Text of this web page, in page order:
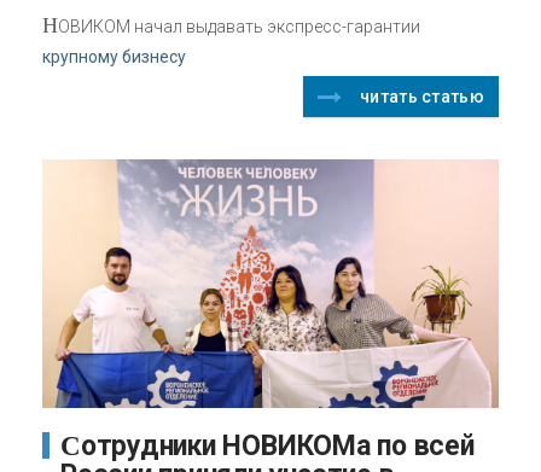
НОВИКОМ начал выдавать экспресс-гарантии
крупному бизнесу
читать статью
Сотрудники НОВИКОМа по всей